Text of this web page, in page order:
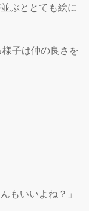
ぶととても絵に
子は仲の良さを
もいいよね？」